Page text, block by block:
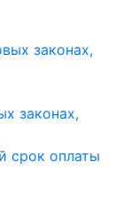
законах,